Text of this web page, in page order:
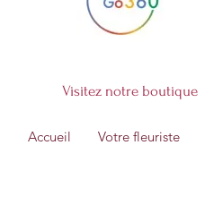
Visitez notre boutique
Accueil Votre fleuriste